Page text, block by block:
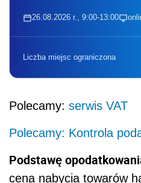
26.08.2026 r., 9:00-13:00
Liczba miejsc ograniczona
Polecamy: serwis VAT
Polecamy: Kontrola
Podstawę
cena nabycia towarów